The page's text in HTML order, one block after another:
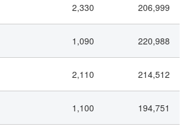
2,330 206,999
1,090 220,988
2,110 214,512
1,100 194,751